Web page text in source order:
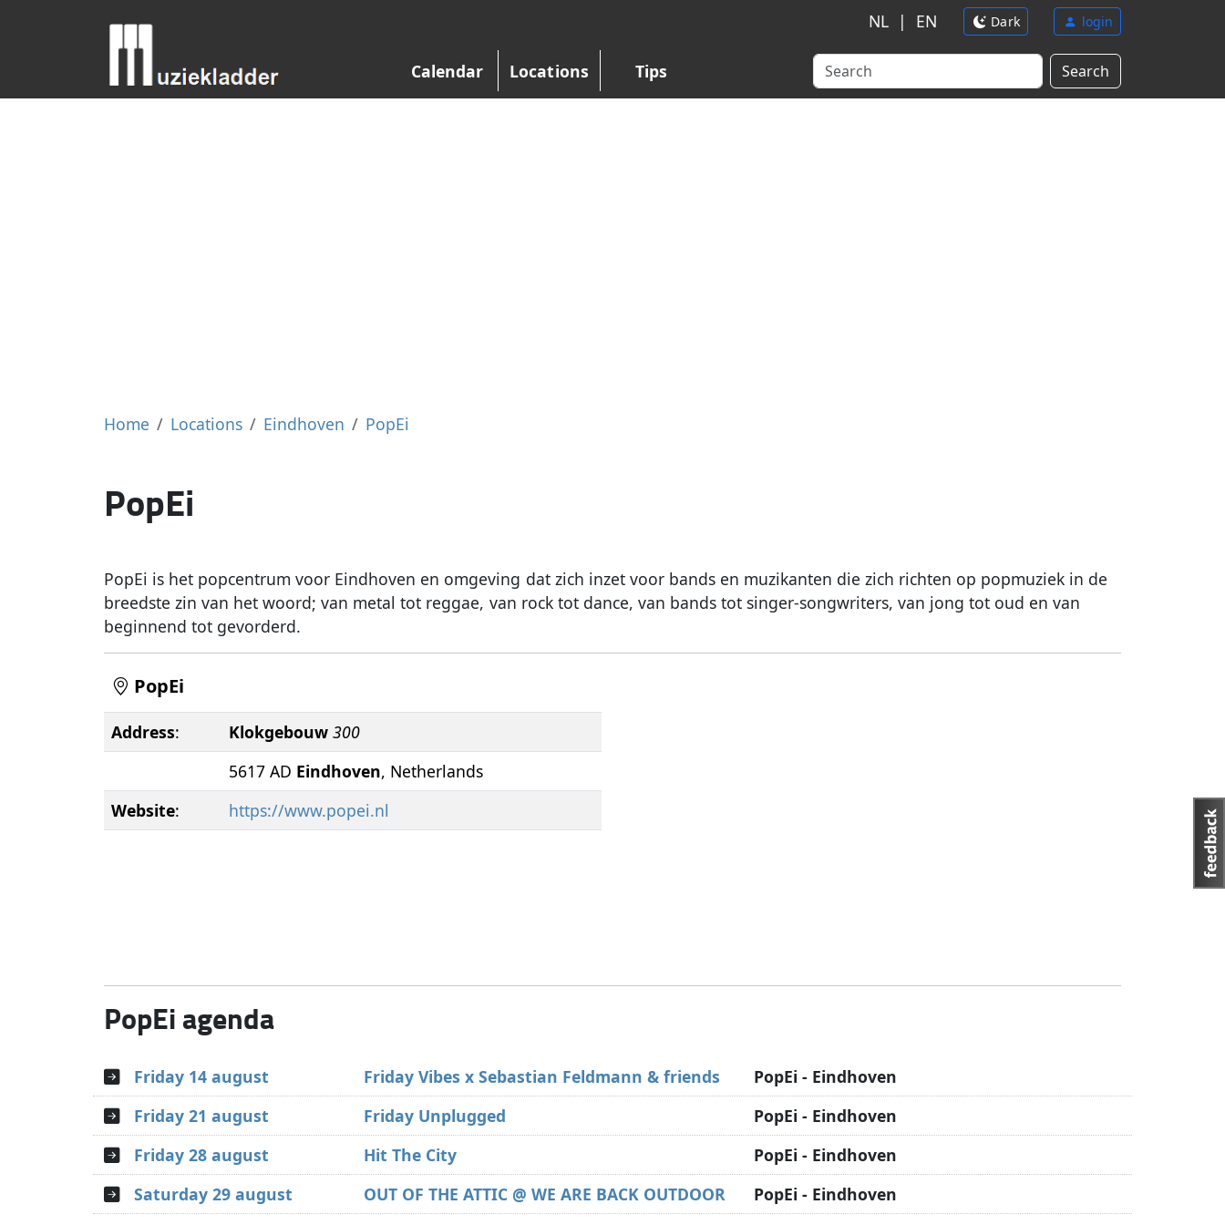
NL | EN Dark login
Calendar Locations Tips Search
Home Locations Eindhoven PopEi
PopEi
PopEi is het popcentrum voor Eindhoven en omgeving dat zich inzet voor bands en muzikanten die zich richten op popmuziek in de
breedste zin van het woord; van metal tot reggae, van rock tot dance, van bands tot singer-songwriters, van jong tot oud en van
beginnend tot gevorderd.
PopEi
Address: Klokgebouw 300
5617 AD Eindhoven, Netherlands
Website: https://www.popei.nl
PopEi agenda
Friday 14 august Friday Vibes x Sebastian Feldmann & friends
PopEi - Eindhoven
Friday 21 august
Friday Unplugged
PopEi - Eindhoven
Friday 28 august
Hit The City
PopEi - Eindhoven
Saturday 29 august
OUT OF THE ATTIC @ WE ARE BACK OUTDOOR
PopEi - Eindhoven